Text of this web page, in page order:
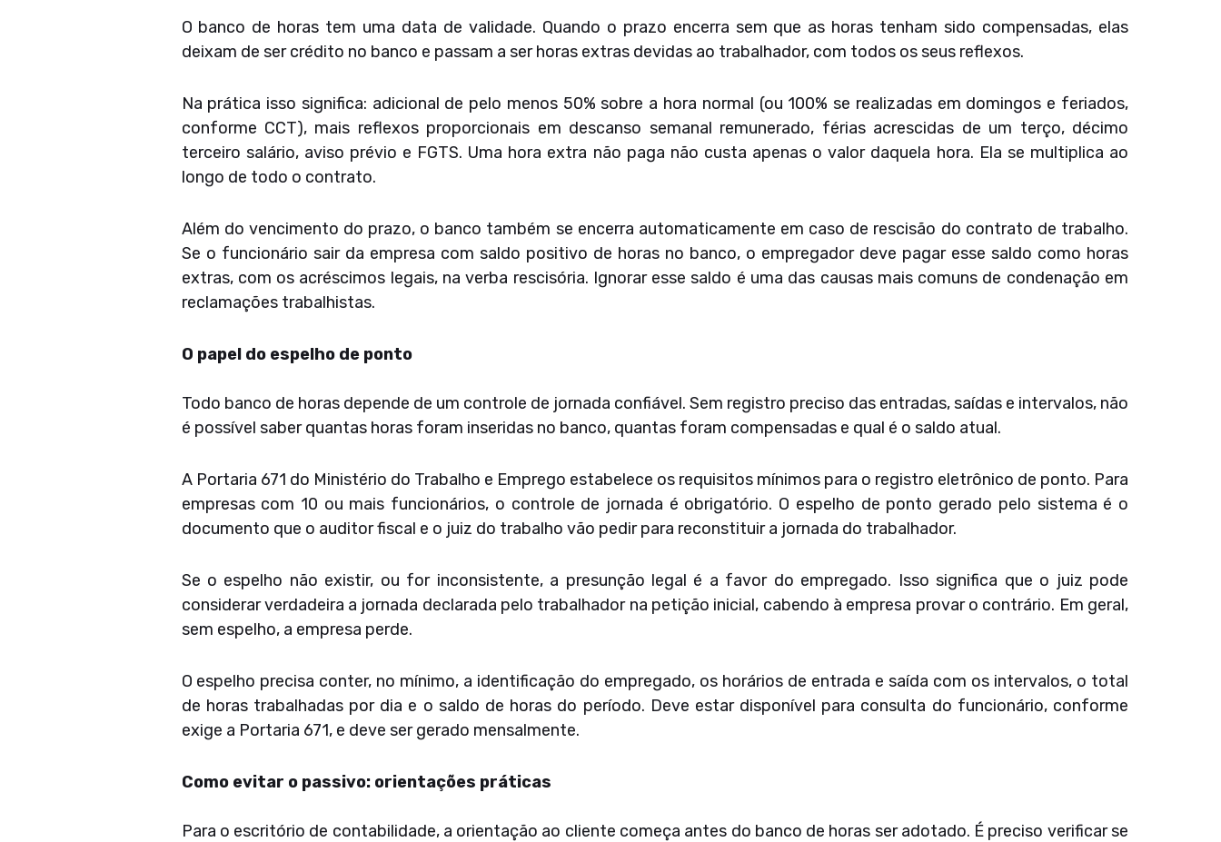
O banco de horas tem uma data de validade. Quando o prazo encerra sem que as horas tenham sido compensadas, elas
deixam de ser crédito no banco e passam a ser horas extras devidas ao trabalhador, com todos os seus reflexos.
Na prática isso significa: adicional de pelo menos 50% sobre a hora normal (ou 100% se realizadas em domingos e feriados,
conforme CCT), mais reflexos proporcionais em descanso semanal remunerado, férias acrescidas de um terço, décimo
terceiro salário, aviso prévio e FGTS. Uma hora extra não paga não custa apenas o valor daquela hora. Ela se multiplica ao
longo de todo o contrato.
Além do vencimento do prazo, o banco também se encerra automaticamente em caso de rescisão do contrato de trabalho.
Se o funcionário sair da empresa com saldo positivo de horas no banco, o empregador deve pagar esse saldo como horas
extras, com os acréscimos legais, na verba rescisória. Ignorar esse saldo é uma das causas mais comuns de condenação em
reclamações trabalhistas.
O papel do espelho de ponto
Todo banco de horas depende de um controle de jornada confiável. Sem registro preciso das entradas, saídas e intervalos, não
é possível saber quantas horas foram inseridas no banco, quantas foram compensadas e qual é o saldo atual.
A Portaria 671 do Ministério do Trabalho e Emprego estabelece os requisitos mínimos para o registro eletrônico de ponto. Para
empresas com 10 ou mais funcionários, o controle de jornada é obrigatório. O espelho de ponto gerado pelo sistema é o
documento que o auditor fiscal e o juiz do trabalho vão pedir para reconstituir a jornada do trabalhador.
Se o espelho não existir, ou for inconsistente, a presunção legal é a favor do empregado. Isso significa que o juiz pode
considerar verdadeira a jornada declarada pelo trabalhador na petição inicial, cabendo à empresa provar o contrário. Em geral,
sem espelho, a empresa perde.
O espelho precisa conter, no mínimo, a identificação do empregado, os horários de entrada e saída com os intervalos, o total
de horas trabalhadas por dia e o saldo de horas do período. Deve estar disponível para consulta do funcionário, conforme
exige a Portaria 671, e deve ser gerado mensalmente.
Como evitar o passivo: orientações práticas
Para o escritório de contabilidade, a orientação ao cliente começa antes do banco de horas ser adotado. É preciso verificar se